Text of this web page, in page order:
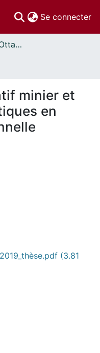
Se connecter
Thèses uOttawa // uOttawa Theses
minier et
en
(3.81